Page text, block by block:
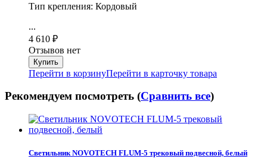
Тип крепления: Кордовый
...
4 610 ₽
Отзывов нет
Перейти в корзинуПерейти в карточку товара
Рекомендуем посмотреть (Сравнить все)
Светильник NOVOTECH FLUM-5 трековый подвесной, белый